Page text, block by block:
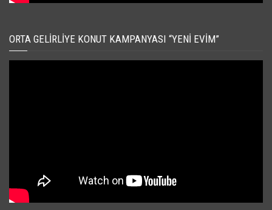
ORTA GELIRLIYE KONUT KAMPANYASI “YENI EVIM”